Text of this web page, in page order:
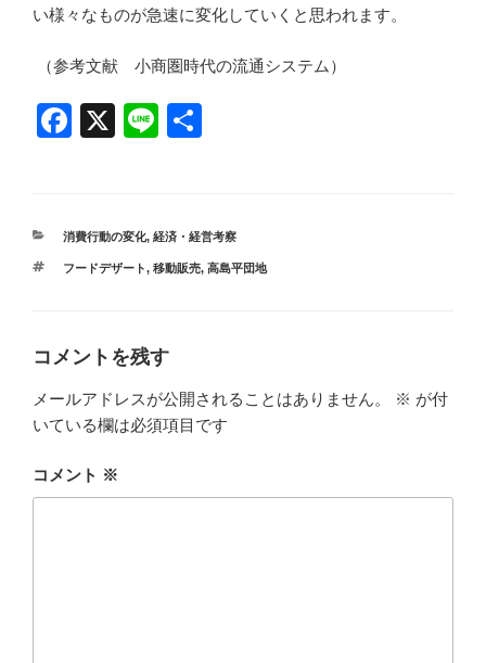
い様々なものが急速に変化していくと思われます。
（参考文献 小商圏時代の流通システム）
F
e
b
k
X
Li
カ
ゴ
消費行動の変化, 経済・経営考察
タ
フードデザート, 移動販売, 高島平団地
コメントを残す
メールアドレスが公開されることはありません。 ※ が付
いている欄は必須項目です
コメント ※